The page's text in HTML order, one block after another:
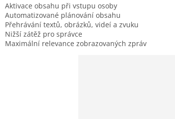
Aktivace obsahu při vstupu osoby
Automatizované plánování obsahu
Přehrávání textů, obrázků, videí a zvuku
Nižší zátěž pro správce
Maximální relevance zobrazovaných zpráv